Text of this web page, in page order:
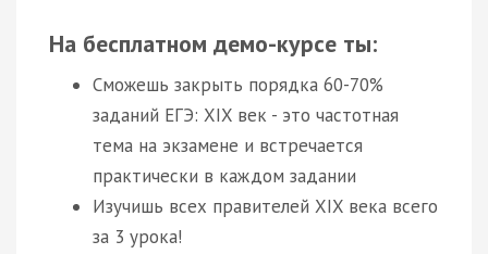
На бесплатном демо-курсе ты:
Сможешь закрыть порядка 60-70%
заданий ЕГЭ: XIX век - это частотная
тема на экзамене и встречается
практически в каждом задании
Изучишь всех правителей XIX века всего
за 3 урока!